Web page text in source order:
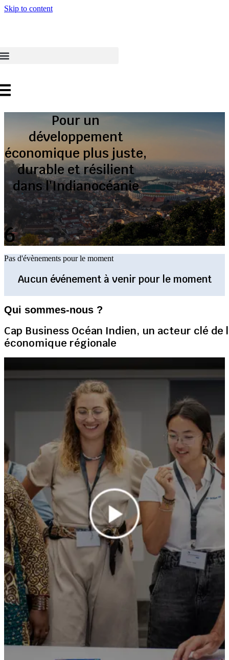
Skip to content
Pour un
développement
économique plus juste,
durable et résilient
dans l'Indianocéanie
Territoires représentés
Pas d'évènements pour le moment
Aucun événement à venir pour le moment
Qui sommes-nous ?
Cap Business Océan Indien, un acteur clé
économique régionale